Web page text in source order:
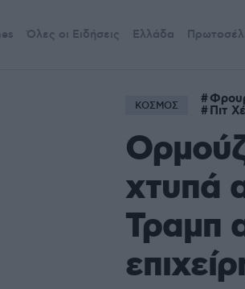
Όλες οι Ειδήσεις Ελλάδα
ΚΟΣΜΟΣ Πιτ
χτυπά
Τραμπ